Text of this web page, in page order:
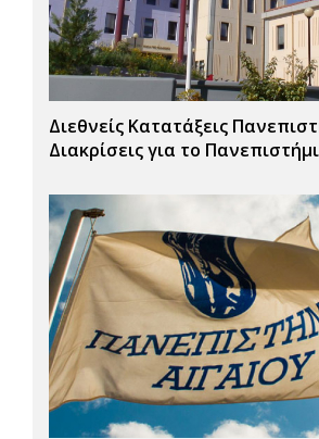
Διεθνείς Κατατάξεις
Διακρίσεις για το